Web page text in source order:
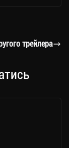
трейлера